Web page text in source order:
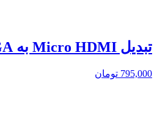
تبدیل Micro HDMI به VGA
795,000 تومان